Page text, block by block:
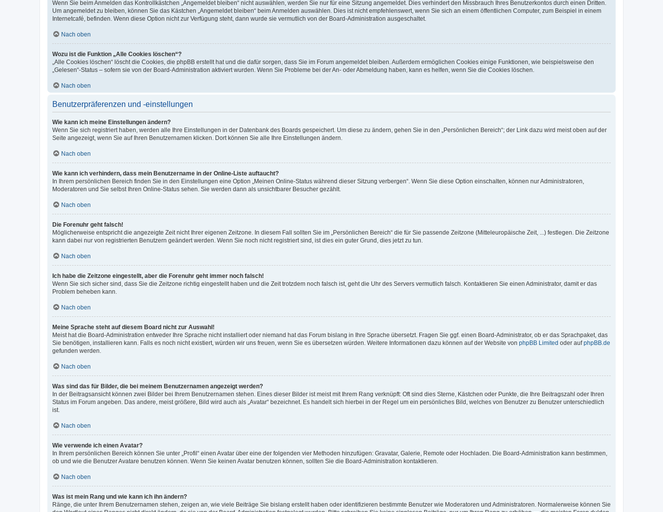
Wenn Sie beim Anmelden das Kontrollkästchen „Angemeldet bleiben“ nicht auswählen, werden Sie nur für eine Sitzung angemeldet. Dies verhindert den Missbrauch Ihres Benutzerkontos durch einen Dritten.
Um angemeldet zu bleiben, können Sie das Kästchen „Angemeldet bleiben“ beim Anmelden auswählen. Dies ist nicht empfehlenswert, wenn Sie sich an einem öffentlichen Computer, zum Beispiel in einem
Internetcafé, befinden. Wenn diese Option nicht zur Verfügung steht, dann wurde sie vermutlich von der Board-Administration ausgeschaltet.
Nach oben
Wozu ist die Funktion „Alle Cookies löschen“?
„Alle Cookies löschen“ löscht die Cookies, die phpBB erstellt hat und die dafür sorgen, dass Sie im Forum angemeldet bleiben. Außerdem ermöglichen Cookies einige Funktionen, wie beispielsweise den
„Gelesen“-Status – sofern sie von der Board-Administration aktiviert wurden. Wenn Sie Probleme bei der An- oder Abmeldung haben, kann es helfen, wenn Sie die Cookies löschen.
Nach oben
Benutzerpräferenzen und -einstellungen
Wie kann ich meine Einstellungen ändern?
Wenn Sie sich registriert haben, werden alle Ihre Einstellungen in der Datenbank des Boards gespeichert. Um diese zu ändern, gehen Sie in den „Persönlichen Bereich“; der Link dazu wird meist oben auf der
Seite angezeigt, wenn Sie auf Ihren Benutzernamen klicken. Dort können Sie alle Ihre Einstellungen ändern.
Nach oben
Wie kann ich verhindern, dass mein Benutzername in der Online-Liste auftaucht?
In Ihrem persönlichen Bereich finden Sie in den Einstellungen eine Option „Meinen Online-Status während dieser Sitzung verbergen“. Wenn Sie diese Option einschalten, können nur Administratoren,
Moderatoren und Sie selbst Ihren Online-Status sehen. Sie werden dann als unsichtbarer Besucher gezählt.
Nach oben
Die Forenuhr geht falsch!
Möglicherweise entspricht die angezeigte Zeit nicht Ihrer eigenen Zeitzone. In diesem Fall sollten Sie im „Persönlichen Bereich“ die für Sie passende Zeitzone (Mitteleuropäische Zeit, ...) festlegen. Die Zeitzone
kann dabei nur von registrierten Benutzern geändert werden. Wenn Sie noch nicht registriert sind, ist dies ein guter Grund, dies jetzt zu tun.
Nach oben
Ich habe die Zeitzone eingestellt, aber die Forenuhr geht immer noch falsch!
Wenn Sie sich sicher sind, dass Sie die Zeitzone richtig eingestellt haben und die Zeit trotzdem noch falsch ist, geht die Uhr des Servers vermutlich falsch. Kontaktieren Sie einen Administrator, damit er das
Problem beheben kann.
Nach oben
Meine Sprache steht auf diesem Board nicht zur Auswahl!
Meist hat die Board-Administration entweder Ihre Sprache nicht installiert oder niemand hat das Forum bislang in Ihre Sprache übersetzt. Fragen Sie ggf. einen Board-Administrator, ob er das Sprachpaket, das
Sie benötigen, installieren kann. Falls es noch nicht existiert, würden wir uns freuen, wenn Sie es übersetzen würden. Weitere Informationen dazu können auf der Website von phpBB Limited oder aufphpBB.de
gefunden werden.
Nach oben
Was sind das für Bilder, die bei meinem Benutzernamen angezeigt werden?
In der Beitragsansicht können zwei Bilder bei Ihrem Benutzernamen stehen. Eines dieser Bilder ist meist mit Ihrem Rang verknüpft: Oft sind dies Sterne, Kästchen oder Punkte, die Ihre Beitragszahl oder Ihren
Status im Forum angeben. Das andere, meist größere, Bild wird auch als „Avatar“ bezeichnet. Es handelt sich hierbei in der Regel um ein persönliches Bild, welches von Benutzer zu Benutzer unterschiedlich
ist.
Nach oben
Wie verwende ich einen Avatar?
In Ihrem persönlichen Bereich können Sie unter „Profil“ einen Avatar über eine der folgenden vier Methoden hinzufügen: Gravatar, Galerie, Remote oder Hochladen. Die Board-Administration kann bestimmen,
ob und wie die Benutzer Avatare benutzen können. Wenn Sie keinen Avatar benutzen können, sollten Sie die Board-Administration kontaktieren.
Nach oben
Was ist mein Rang und wie kann ich ihn ändern?
Ränge, die unter Ihrem Benutzernamen stehen, zeigen an, wie viele Beiträge Sie bislang erstellt haben oder identifizieren bestimmte Benutzer wie Moderatoren und Administratoren. Normalerweise können Sie